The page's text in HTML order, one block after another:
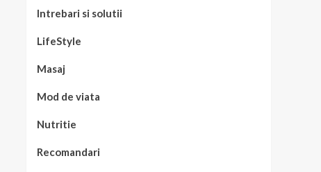
Intrebari si solutii
LifeStyle
Masaj
Mod de viata
Nutritie
Recomandari